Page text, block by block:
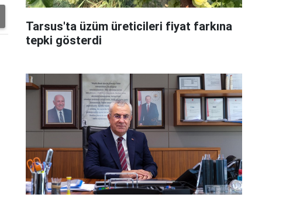
Tarsus'ta üzüm üreticileri fiyat farkına
tepki gösterdi